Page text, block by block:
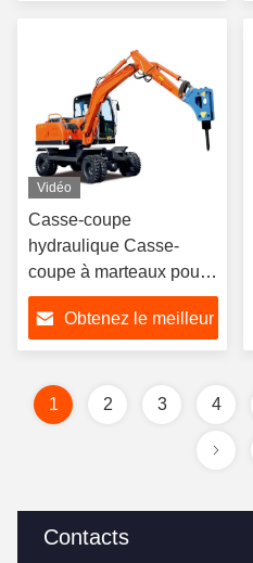
Contacts
Vidéo
Casse-coupe
hydraulique Casse-
coupe à marteaux pour
excavatrice Jack de
roche 5,5 tonnes 180 kg
Obtenez le meilleur
1 2 3 4